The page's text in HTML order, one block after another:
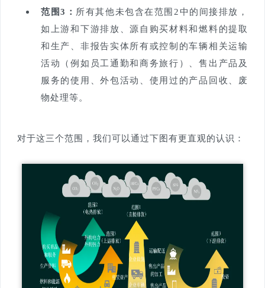
范围3： 所有其他未包含在范围2中的间接排放，
如上游和下游排放、源自购买材料和燃料的提取
和生产、非报告实体所有或控制的车辆相关运输
活动（例如员工通勤和商务旅行）、售出产品及
服务的使用、外包活动、使用过的产品回收、废
物处理等。
对于这三个范围，我们可以通过下图有更直观的认识：